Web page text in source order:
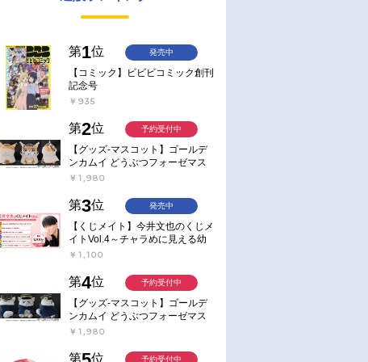
第1位
【コミック】ビビビコミック創刊
記念号
￥935
発売中
第2位
【グッズ-マスコット】ゴールデ
ンカムイ どうぶつフォーゼマス
コット 4.尾形百之助【再販】
￥1,980
予約受付中
第3位
【くじメイト】今井文也のくじメ
イトVol.4～チャラめに見える幼
馴染、実は一途で独占欲が強いん
￥1,100
発売中
第4位
【グッズ-マスコット】ゴールデ
ンカムイ どうぶつフォーゼマス
コット 5.月島軍曹【再販】
￥1,980
予約受付中
第 位 予約受付中